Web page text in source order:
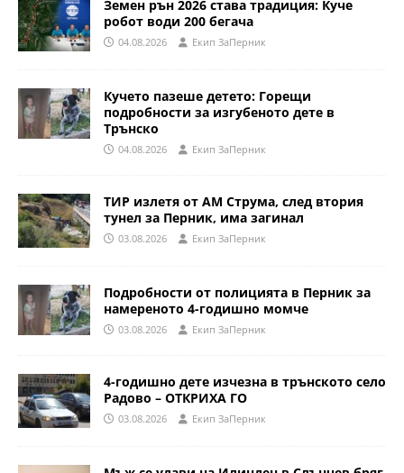
Земен рън 2026 става традиция: Куче
робот води 200 бегача
04.08.2026 Eкип ЗаПерник
Кучето пазеше детето: Горещи
подробности за изгубеното дете в
Трънско
04.08.2026 Eкип ЗаПерник
ТИР излетя от АМ Струма, след втория
тунел за Перник, има загинал
03.08.2026 Eкип ЗаПерник
Подробности от полицията в Перник за
намереното 4-годишно момче
03.08.2026 Eкип ЗаПерник
4-годишно дете изчезна в трънското село
Радово – ОТКРИХА ГО
03.08.2026 Eкип ЗаПерник